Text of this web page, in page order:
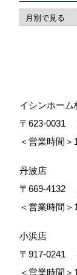
イシンホー
〒623-0031
＜営業時間
丹波店
〒669-4132
＜営業時間
小浜店
〒917-0241
＜営業時間